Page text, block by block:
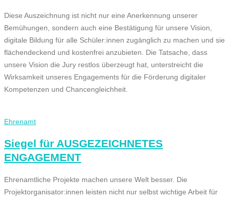
Diese Auszeichnung ist nicht nur eine Anerkennung unserer
Bemühungen, sondern auch eine Bestätigung für unsere Vision,
digitale Bildung für alle Schüler:innen zugänglich zu machen und sie
flächendeckend und kostenfrei anzubieten. Die Tatsache, dass
unsere Vision die Jury restlos überzeugt hat, unterstreicht die
Wirksamkeit unseres Engagements für die Förderung digitaler
Kompetenzen und Chancengleichheit.
Ehrenamt
Siegel für AUSGEZEICHNETES
ENGAGEMENT
Ehrenamtliche Projekte machen unsere Welt besser. Die
Projektorganisator:innen leisten nicht nur selbst wichtige Arbeit für